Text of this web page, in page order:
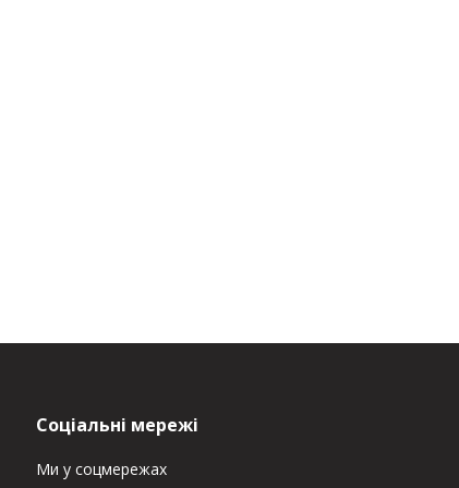
Соціальні мережі
Ми у соцмережах